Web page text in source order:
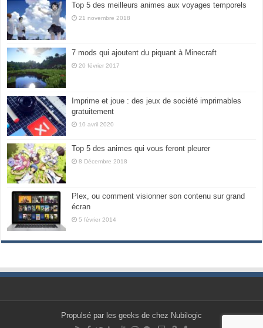
Top 5 des meilleurs animes aux voyages temporels
21 novembre 2018
7 mods qui ajoutent du piquant à Minecraft
20 février 2017
Imprime et joue : des jeux de société imprimables
gratuitement
10 avril 2020
Top 5 des animes qui vous feront pleurer
8 Décembre 2018
Plex, ou comment visionner son contenu sur grand
écran
5 février 2014
Propulsé par les geeks de chez Nubilogic